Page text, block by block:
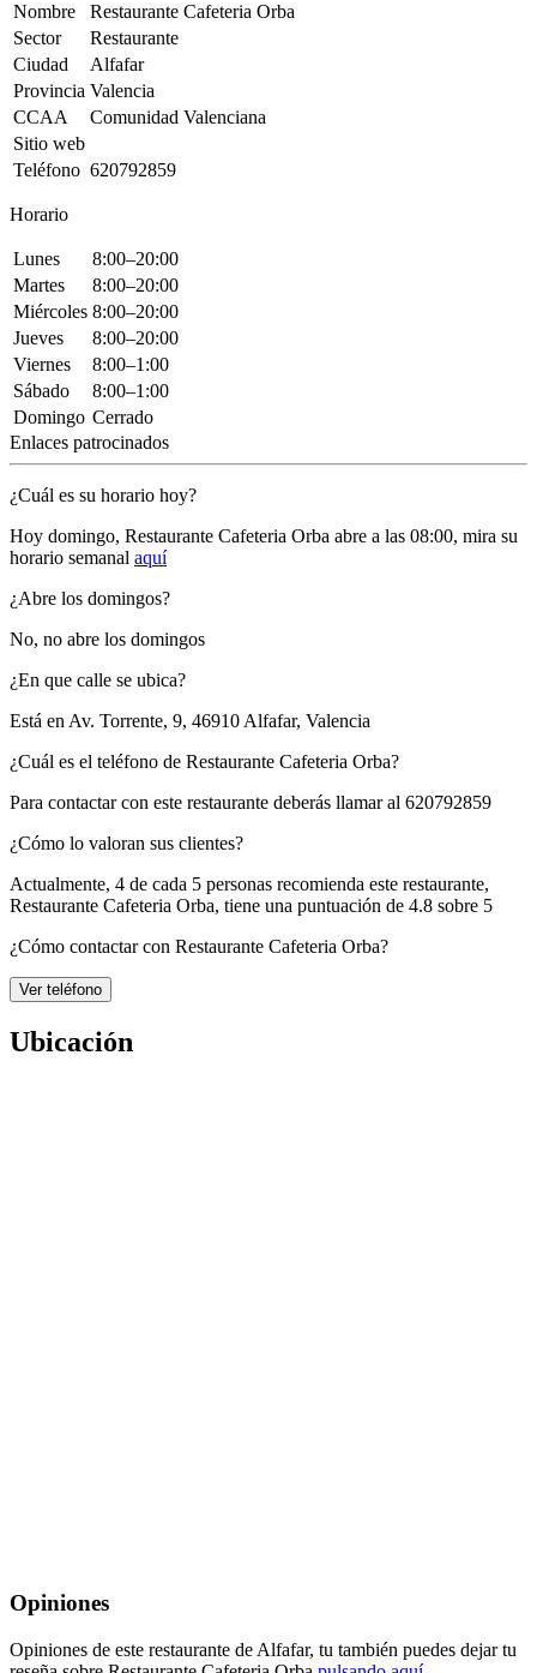
Nombre
Restaurante Cafeteria Orba
Sector
Restaurante
Ciudad
Alfafar
Provincia Valencia
CCAA
Comunidad Valenciana
Sitio web
Teléfono 620792859
Horario
Lunes
8:00–20:00
Martes
8:00–20:00
Miércoles 8:00–20:00
Jueves
8:00–20:00
Viernes
8:00–1:00
Sábado
8:00–1:00
Domingo Cerrado
Enlaces patrocinados
¿Cuál es su horario hoy?
Hoy domingo, Restaurante Cafeteria Orba abre a las 08:00, mira su
horario semanal aquí
¿Abre los domingos?
No, no abre los domingos
¿En que calle se ubica?
Está enAv. Torrente, 9, 46910 Alfafar, Valencia
¿Cuál es el teléfono de Restaurante Cafeteria Orba?
Para contactar con este restaurante deberás llamar al 620792859
¿Cómo lo valoran sus clientes?
Actualmente, 4 de cada 5 personas recomienda este restaurante,
Restaurante Cafeteria Orba, tiene una puntuación de 4.8 sobre 5
¿Cómo contactar con Restaurante Cafeteria Orba?
Ver teléfono
Ubicación
Opiniones
Opiniones de este restaurante de Alfafar, tu también puedes dejar tu